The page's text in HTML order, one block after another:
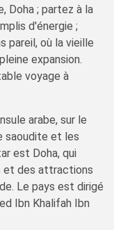
Doha ; partez à la
d'énergie ;
pareil, où la vieille
expansion.
voyage à
arabe, sur le
saoudite et les
est Doha, qui
et des attractions
Le pays est dirigé
Ibn Khalifah Ibn